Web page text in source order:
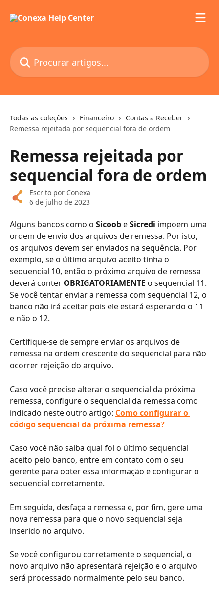
Procurar artigos...
Todas as coleções Financeiro
Contas a Receber
Remessa rejeitada por sequencial fora de ordem
Remessa rejeitada por
sequencial fora de ordem
Escrito por Conexa
6 de julho de 2023
Alguns bancos como o Sicoob e Sicredi impoem uma
ordem de envio dos arquivos de remessa. Por isto,
os arquivos devem ser enviados na sequência. Por
exemplo, se o último arquivo aceito tinha o
sequencial 10, então o próximo arquivo de remessa
deverá conter OBRIGATORIAMENTE o sequencial 11.
Se você tentar enviar a remessa com sequencial 12, o
banco não irá aceitar pois ele estará esperando o 11
e não o 12.
Certifique-se de sempre enviar os arquivos de
remessa na ordem crescente do sequencial para não
ocorrer rejeição do arquivo.
Caso você precise alterar o sequencial da próxima
remessa, configure o sequencial da remessa como
indicado neste outro artigo: Como configurar o
código sequencial da próxima remessa?
Caso você não saiba qual foi o último sequencial
aceito pelo banco, entre em contato com o seu
gerente para obter essa informação e configurar o
sequencial corretamente.
Em seguida, desfaça a remessa e, por fim, gere uma
nova remessa para que o novo sequencial seja
inserido no arquivo.
Se você configurou corretamente o sequencial, o
novo arquivo não apresentará rejeição e o arquivo
será processado normalmente pelo seu banco.